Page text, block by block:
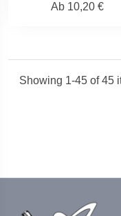
Ab10,20 €
Showing 1-45 of 45